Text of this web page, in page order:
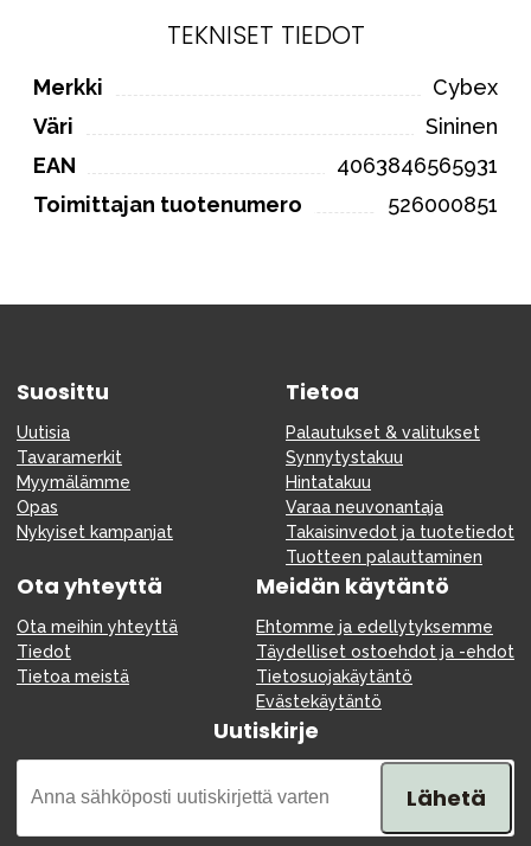
TEKNISET TIEDOT
Merkki
Cybex
Väri
Sininen
EAN
4063846565931
Toimittajan tuotenumero
526000851
Suosittu
Uutisia
Tavaramerkit
Myymälämme
Opas
Nykyiset kampanjat
Tietoa
Palautukset & valitukset
Synnytystakuu
Hintatakuu
Varaa neuvonantaja
Takaisinvedot ja tuotetiedot
Tuotteen palauttaminen
Ota yhteyttä
Ota meihin yhteyttä
Tiedot
Tietoa meistä
Meidän käytäntö
Ehtomme ja edellytyksemme
Täydelliset ostoehdot ja -ehdot
Tietosuojakäytäntö
Evästekäytäntö
Uutiskirje
Lähetä